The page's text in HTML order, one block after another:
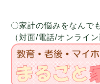
〇家計の悩みをなんで
（対面/電話/オンライン